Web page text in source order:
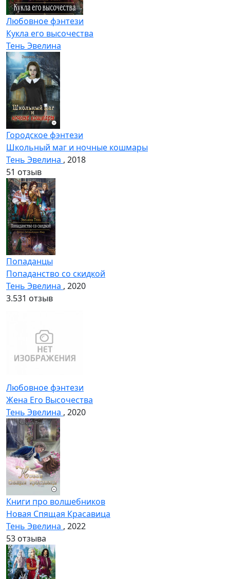
Любовное фэнтези
Кукла его высочества
Тень Эвелина
Городское фэнтези
Школьный маг и ночные кошмары
Тень Эвелина , 2018
51 отзыв
Попаданцы
Попаданство со скидкой
Тень Эвелина , 2020
3.531 отзыв
Любовное фэнтези
Жена Его Высочества
Тень Эвелина , 2020
Книги про волшебников
Новая Спящая Красавица
Тень Эвелина , 2022
53 отзыва